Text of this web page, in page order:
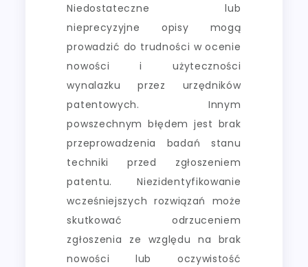
Niedostateczne lub
nieprecyzyjne opisy mogą
prowadzić do trudności w ocenie
nowości i użyteczności
wynalazku przez urzędników
patentowych. Innym
powszechnym błędem jest brak
przeprowadzenia badań stanu
techniki przed zgłoszeniem
patentu. Niezidentyfikowanie
wcześniejszych rozwiązań może
skutkować odrzuceniem
zgłoszenia ze względu na brak
nowości lub oczywistość